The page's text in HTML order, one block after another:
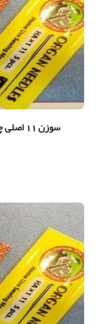
سوزن 11 اصلی چرخ خياطی خانگی بسته 5تایی